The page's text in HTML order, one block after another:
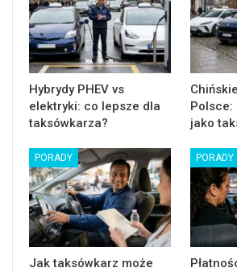
Hybrydy PHEV vs
elektryki: co lepsze dla
taksówkarza?
Polsce:
jako
PORADY
Jak taksówkarz może
PORADY